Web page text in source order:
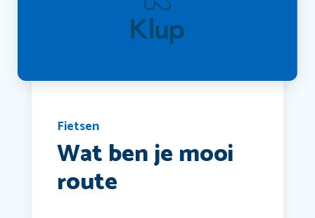
Fietsen
Wat ben je mooi
route